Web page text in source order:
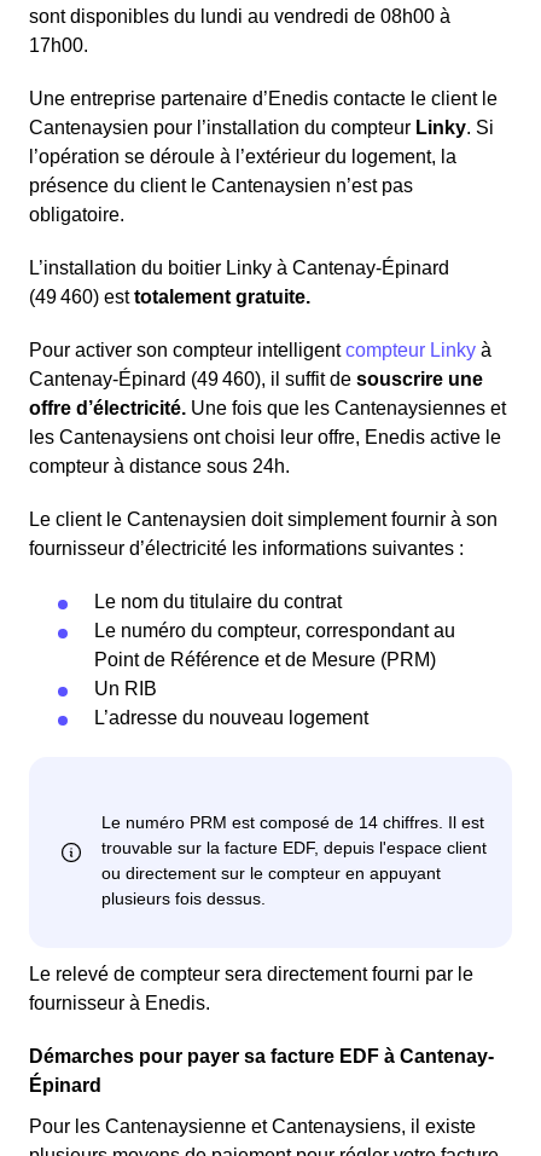
sont disponibles du lundi au vendredi de 08h00 à
17h00.
Une entreprise partenaire d’Enedis contacte le client le
Cantenaysien pour l’installation du compteur Linky. Si
l’opération se déroule à l’extérieur du logement, la
présence du client le Cantenaysien n’est pas
obligatoire.
L’installation du boitier Linky à Cantenay-Épinard
(49 460) esttotalement gratuite.
Pour activer son compteur intelligentcompteur Linky à
Cantenay-Épinard (49 460), il suffit de souscrire une
offre d’électricité. Une fois que les Cantenaysiennes et
les Cantenaysiens ont choisi leur offre, Enedis active le
compteur à distance sous 24h.
Le client le Cantenaysien doit simplement fournir à son
fournisseur d’électricité les informations suivantes :
Le nom du titulaire du contrat
Le numéro du compteur, correspondant au
Point de Référence et de Mesure (PRM)
Un RIB
L’adresse du nouveau logement
Le relevé de compteur sera directement fourni par le
fournisseur à Enedis.
Démarches pour payer sa facture EDF à Cantenay-
Épinard
Pour les Cantenaysienne et Cantenaysiens, il existe